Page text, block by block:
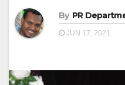
By PR
JUN 17, 2021